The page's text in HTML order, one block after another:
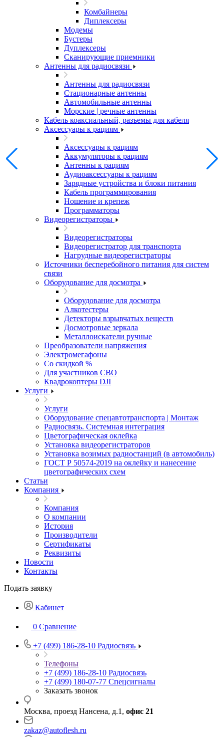
Комбайнеры
Диплексеры
Модемы
Бустеры
Дуплексеры
Сканирующие приемники
Антенны для радиосвязи
Антенны для радиосвязи
Стационарные антенны
Автомобильные антенны
Морские | речные антенны
Кабель коаксиальный, разъемы для кабеля
Аксессуары к рациям
Аксессуары к рациям
Аккумуляторы к рациям
Антенны к рациям
Аудиоаксессуары к рациям
Зарядные устройства и блоки питания
Кабель программирования
Ношение и крепеж
Программаторы
Видеорегистраторы
Видеорегистраторы
Видеорегистратор для транспорта
Нагрудные видеорегистраторы
Источники бесперебойного питания для систем
связи
Оборудование для досмотра
Оборудование для досмотра
Алкотестеры
Детекторы взрывчатых веществ
Досмотровые зеркала
Металлоискатели ручные
Преобразователи напряжения
Электромегафоны
Со скидкой %
Для участников СВО
Квадрокоптеры DJI
Услуги
Услуги
Оборудование спецавтотранспорта | Монтаж
Радиосвязь. Системная интеграция
Цветографическая оклейка
Установка видеорегистраторов
Установка возимых радиостанций (в автомобиль)
ГОСТ Р 50574-2019 на оклейку и нанесение
цветографических схем
Статьи
Компания
Компания
О компании
История
Производители
Сертификаты
Реквизиты
Новости
Контакты
Подать заявку
Кабинет
0 Сравнение
+7 (499) 186-28-10 Радиосвязь
Телефоны
+7 (499) 186-28-10 Радиосвязь
+7 (499) 180-07-77 Спецсигналы
Заказать звонок
Москва, проезд Нансена, д.1, офис 21
zakaz@autoflesh.ru